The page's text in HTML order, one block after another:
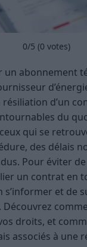
0/5 (0 votes)
un abonnement
résiliation d’un
du
qui se
des délais
Pour éviter
un contrat en
s’informer et de
Découvrez
droits, et
associés à une